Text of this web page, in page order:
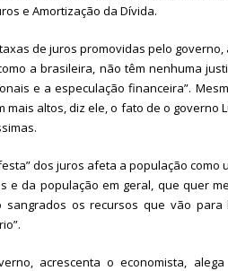
e Amortização da Dívida.
de juros promovidas pelo
a brasileira, não têm nenhuma
e a especulação financeira”.
mais altos, diz ele, o fato de o
dos juros afeta a população como
e da população em geral, que quer
sangrados os recursos que vão
acrescenta o economista,